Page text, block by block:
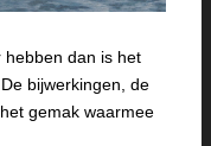
hebben dan is het
bijwerkingen, de
gemak waarmee